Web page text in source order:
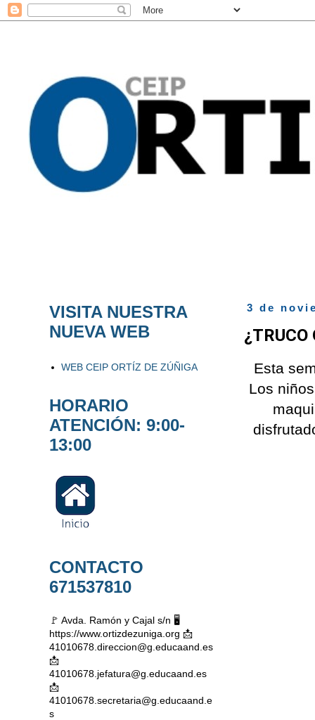
3 de
¿TRUCO
Esta
Los
VISITA NUESTRA
NUEVA WEB
WEB CEIP ORTÍZ DE ZÚÑIGA
HORARIO
ATENCIÓN: 9:00-
13:00
CONTACTO
671537810
🚩 Avda. Ramón y Cajal s/n 🖥️
https://www.ortizdezuniga.org 📩
41010678.direccion@g.educaand.es
📩
41010678.jefatura@g.educaand.es
📩
41010678.secretaria@g.educaand.e
s